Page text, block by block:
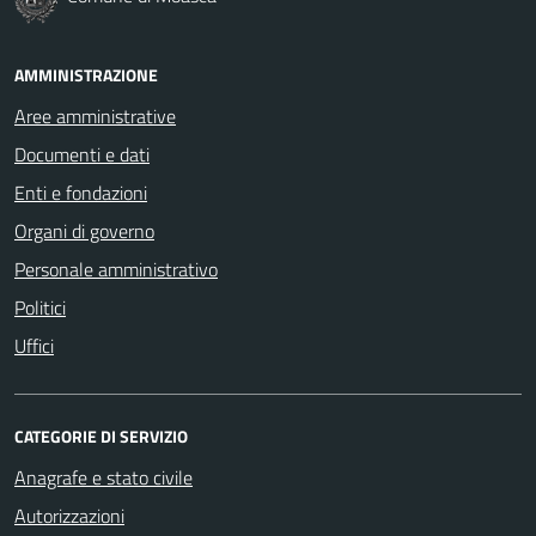
AMMINISTRAZIONE
Aree amministrative
Documenti e dati
Enti e fondazioni
Organi di governo
Personale amministrativo
Politici
Uffici
CATEGORIE DI SERVIZIO
Anagrafe e stato civile
Autorizzazioni